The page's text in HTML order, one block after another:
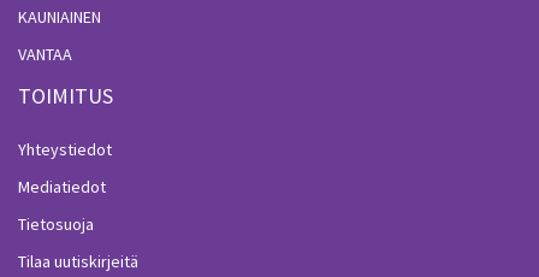
KAUNIAINEN
VANTAA
TOIMITUS
Yhteystiedot
Mediatiedot
Tietosuoja
Tilaa uutiskirjeitä